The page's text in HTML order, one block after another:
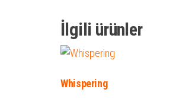
İlgili ürünler
Whispering